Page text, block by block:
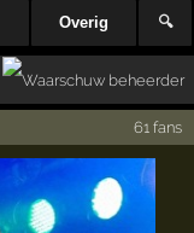
Overig 🔍
61 fans